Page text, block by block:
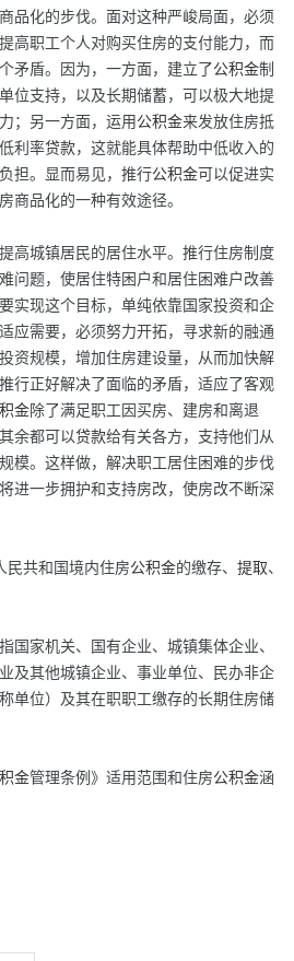
品化的步伐。面对这种严峻局面，必须
高职工个人对购买住房的支付能力，而
矛盾。因为，一方面，建立了公积金制
位支持，以及长期储蓄，可以极大地提
；另一方面，运用公积金来发放住房抵
利率贷款，这就能具体帮助中低收入的
担。显而易见，推行公积金可以促进实
商品化的一种有效途径。
高城镇居民的居住水平。推行住房制度
问题，使居住特困户和居住困难户改善
实现这个目标，单纯依靠国家投资和企
应需要，必须努力开拓，寻求新的融通
资规模，增加住房建设量，从而加快解
行正好解决了面临的矛盾，适应了客观
金除了满足职工因买房、建房和离退
余都可以贷款给有关各方，支持他们从
模。这样做，解决职工居住困难的步伐
进一步拥护和支持房改，使房改不断深
民共和国境内住房公积金的缴存、 提取、
国家机关、国有企业、城镇集体企业、
及其他城镇企业、事业单位、民办非企
单位）及其在职职工缴存的长期住房储
金管理条例》适用范围和住房公积金涵